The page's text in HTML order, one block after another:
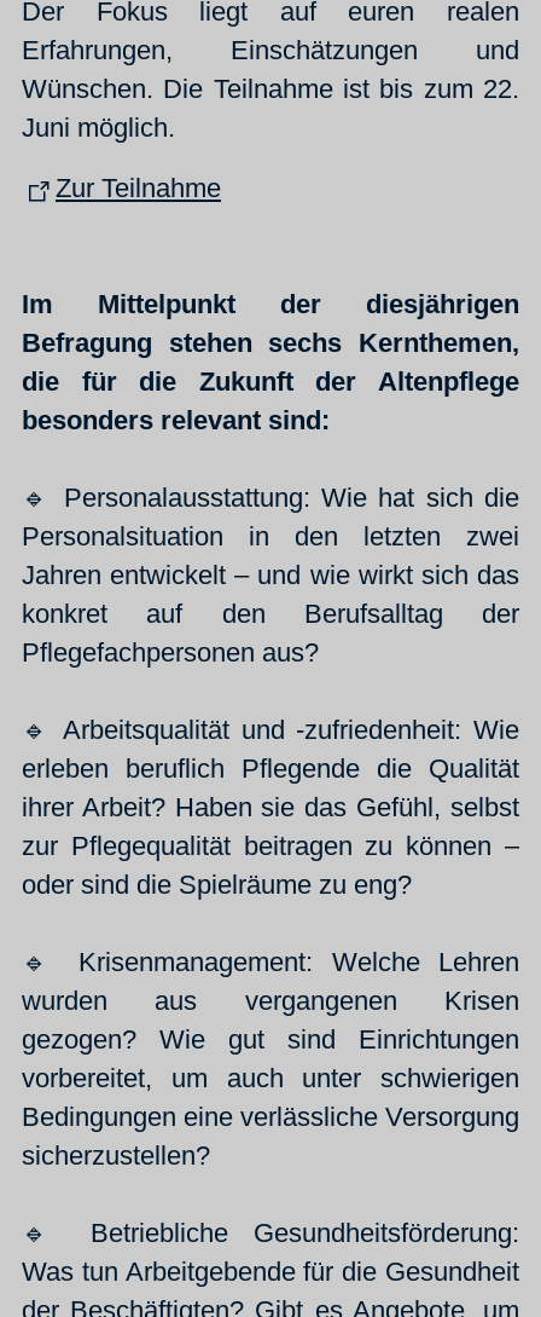
Der Fokus liegt auf euren realen
Erfahrungen, Einschätzungen und
Wünschen. Die Teilnahme ist bis zum 22.
Juni möglich.
Zur Teilnahme
Im Mittelpunkt der diesjährigen
Befragung stehen sechs Kernthemen,
die für die Zukunft der Altenpflege
besonders relevant sind:
🔹 Personalausstattung: Wie hat sich die
Personalsituation in den letzten zwei
Jahren entwickelt – und wie wirkt sich das
konkret auf den Berufsalltag der
Pflegefachpersonen aus?
🔹 Arbeitsqualität und -zufriedenheit: Wie
erleben beruflich Pflegende die Qualität
ihrer Arbeit? Haben sie das Gefühl, selbst
zur Pflegequalität beitragen zu können –
oder sind die Spielräume zu eng?
🔹 Krisenmanagement: Welche Lehren
wurden aus vergangenen Krisen
gezogen? Wie gut sind Einrichtungen
vorbereitet, um auch unter schwierigen
Bedingungen eine verlässliche Versorgung
sicherzustellen?
🔹 Betriebliche Gesundheitsförderung:
Was tun Arbeitgebende für die Gesundheit
der Beschäftigten? Gibt es Angebote, um